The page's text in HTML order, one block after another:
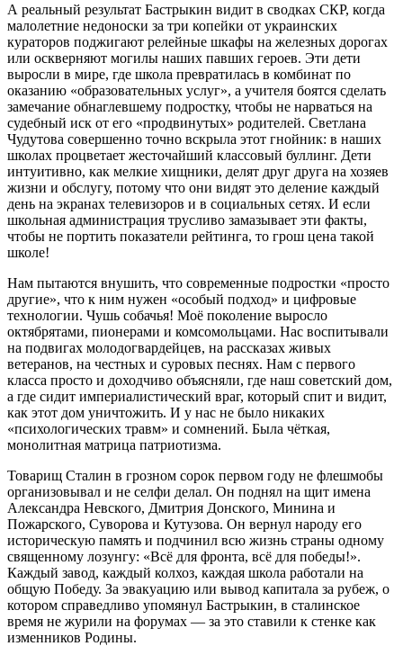
А реальный результат Бастрыкин видит в сводках СКР, когда
малолетние недоноски за три копейки от украинских
кураторов поджигают релейные шкафы на железных дорогах
или оскверняют могилы наших павших героев. Эти дети
выросли в мире, где школа превратилась в комбинат по
оказанию «образовательных услуг», а учителя боятся сделать
замечание обнаглевшему подростку, чтобы не нарваться на
судебный иск от его «продвинутых» родителей. Светлана
Чудутова совершенно точно вскрыла этот гнойник: в наших
школах процветает жесточайший классовый буллинг. Дети
интуитивно, как мелкие хищники, делят друг друга на хозяев
жизни и обслугу, потому что они видят это деление каждый
день на экранах телевизоров и в социальных сетях. И если
школьная администрация трусливо замазывает эти факты,
чтобы не портить показатели рейтинга, то грош цена такой
школе!
Нам пытаются внушить, что современные подростки «просто
другие», что к ним нужен «особый подход» и цифровые
технологии. Чушь собачья! Моё поколение выросло
октябрятами, пионерами и комсомольцами. Нас воспитывали
на подвигах молодогвардейцев, на рассказах живых
ветеранов, на честных и суровых песнях. Нам с первого
класса просто и доходчиво объясняли, где наш советский дом,
а где сидит империалистический враг, который спит и видит,
как этот дом уничтожить. И у нас не было никаких
«психологических травм» и сомнений. Была чёткая,
монолитная матрица патриотизма.
Товарищ Сталин в грозном сорок первом году не флешмобы
организовывал и не селфи делал. Он поднял на щит имена
Александра Невского, Дмитрия Донского, Минина и
Пожарского, Суворова и Кутузова. Он вернул народу его
историческую память и подчинил всю жизнь страны одному
священному лозунгу: «Всё для фронта, всё для победы!».
Каждый завод, каждый колхоз, каждая школа работали на
общую Победу. За эвакуацию или вывод капитала за рубеж, о
котором справедливо упомянул Бастрыкин, в сталинское
время не журили на форумах — за это ставили к стенке как
изменников Родины.